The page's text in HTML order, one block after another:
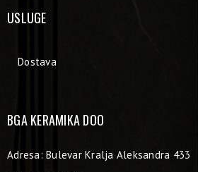
USLUGE
Dostava
BGA KERAMIKA DOO
Adresa: Bulevar Kralja Aleksandra 433